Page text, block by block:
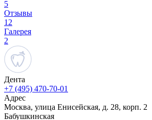
5
Отзывы
12
Галерея
2
Дента
+7 (495) 470-70-01
Адрес
Москва, улица Енисейская, д. 28, корп. 2
Бабушкинская